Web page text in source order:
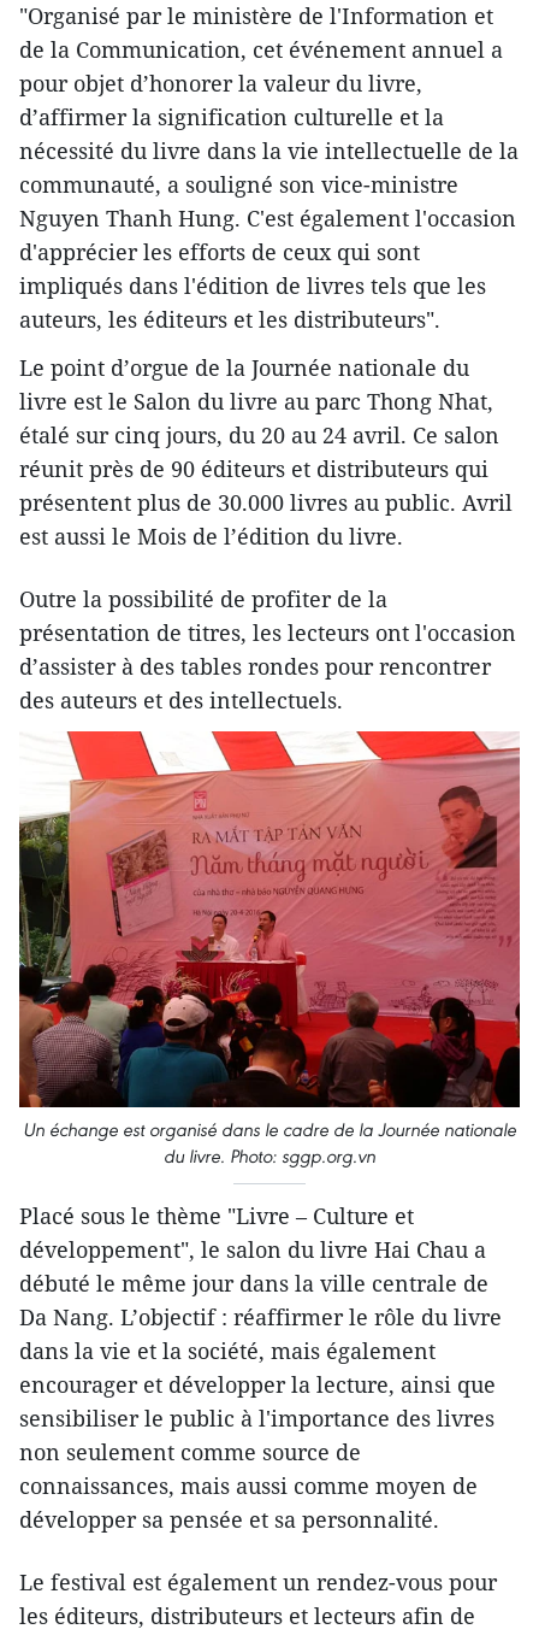
"Organisé par le ministère de l'Information et
de la Communication, cet événement annuel a
pour objet d’honorer la valeur du livre,
d’affirmer la signification culturelle et la
nécessité du livre dans la vie intellectuelle de la
communauté, a souligné son vice-ministre
Nguyen Thanh Hung.​ C'est également l'occasion
d'apprécier les efforts de ceux qui sont
impliqués dans l'édition de livres tels que les
auteurs, les éditeurs et les distributeurs".
Le point d’orgue de la Journée nationale du
livre est le Salon du livre au parc Thong Nhat,
étalé sur ​cinq jours, du 20 au 24 avril. Ce ​salon
réuni​t près de 90 éditeurs et distributeurs qui
présentent plus de 30.000 livres au public. Avril
est aussi le Mois de l’édition du livre.
Outre la possibilité de profiter de la
présentation de titres, les lecteurs ont l'occasion
d’assister ​à des tables rondes pour rencontrer
des auteurs et des intellectuels.
Un échange est organisé dans le cadre de la Journée nationale
du livre. Photo: sggp.org.vn
Placé sous le thème "Livre – Culture et
développement", le salon du livre Hai Chau a
débuté le même jour dans la ville centrale de
Da Nang. L’objectif : réaffirmer le rôle du livre
dans la vie et la société, mais également
encourager et développer la lecture, ainsi que
sensibiliser le public à l'importance des livres
non seulement comme source de
connaissances, mais aussi comme moyen de
développer sa pensée et sa personnalité.
Le festival est également un rendez-vous pour
les éditeurs, distributeurs et lecteurs afin de